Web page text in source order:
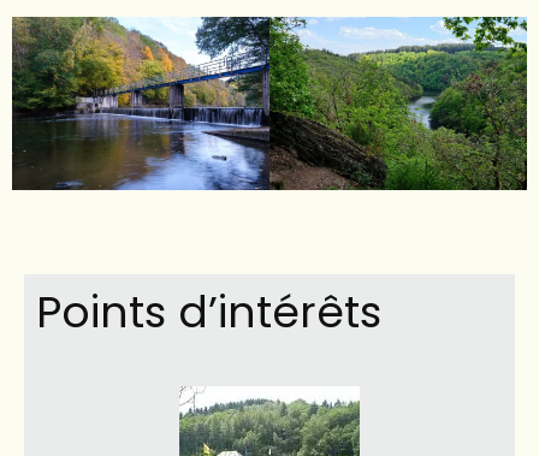
Points d’intérêts